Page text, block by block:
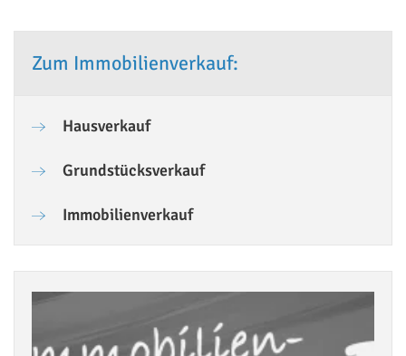
Zum Immobilienverkauf:
Hausverkauf
Grundstücksverkauf
Immobilienverkauf